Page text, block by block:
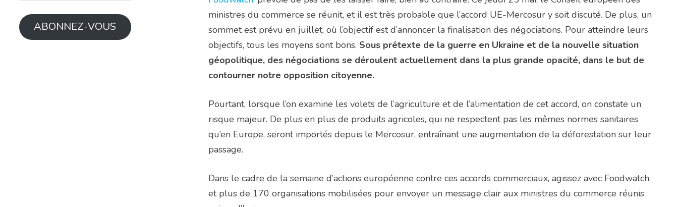
ministres du commerce se réunit, et il est très probable que l’accord UE-Mercosur y soit discuté. De plus, un
sommet est prévu en juillet, où l’objectif est d’annoncer la finalisation des négociations. Pour atteindre leurs
objectifs, tous les moyens sont bons. Sous prétexte de la guerre en Ukraine et de la nouvelle situation
géopolitique, des négociations se déroulent actuellement dans la plus grande opacité, dans le but de
contourner notre opposition citoyenne.
Pourtant, lorsque l’on examine les volets de l’agriculture et de l’alimentation de cet accord, on constate un
risque majeur. De plus en plus de produits agricoles, qui ne respectent pas les mêmes normes sanitaires
qu’en Europe, seront importés depuis le Mercosur, entraînant une augmentation de la déforestation sur leur
passage.
Dans le cadre de la semaine d’actions européenne contre ces accords commerciaux, agissez avec Foodwatch
et plus de 170 organisations mobilisées pour envoyer un message clair aux ministres du commerce réunis
mail
ABONNEZ-VOUS